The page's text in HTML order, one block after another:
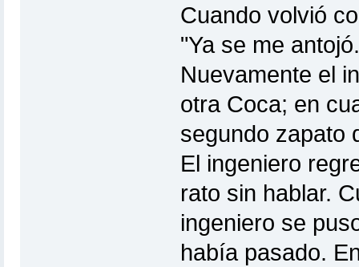
Cuando volvió
"Ya se me
Nuevamente el
otra Coca; en
segundo zapato
El ingeniero
rato sin hablar.
ingeniero se
había pasado.